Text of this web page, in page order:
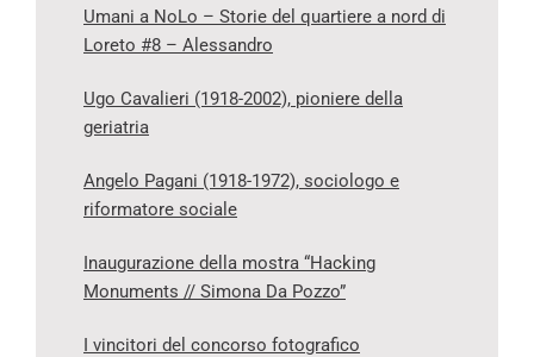
Umani a NoLo – Storie del quartiere a nord di
Loreto #8 – Alessandro
Ugo Cavalieri (1918-2002), pioniere della
geriatria
Angelo Pagani (1918-1972), sociologo e
riformatore sociale
Inaugurazione della mostra “Hacking
Monuments // Simona Da Pozzo”
I vincitori del concorso fotografico